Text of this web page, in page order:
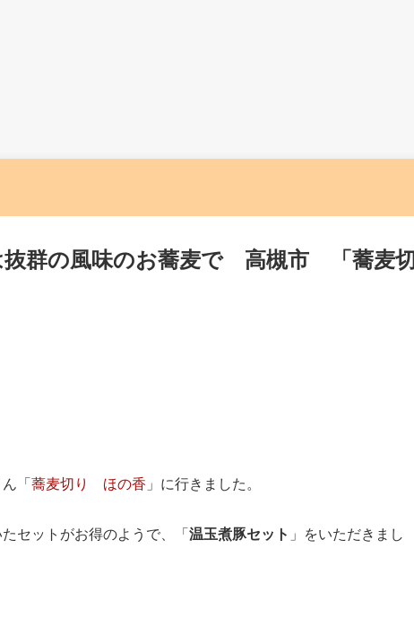
抜群の風味のお蕎麦で 高槻市 「蕎麦切
「 蕎麦切り ほの香 」に行きました。
セットがお得のようで、「 温玉煮豚セット 」をいただきまし